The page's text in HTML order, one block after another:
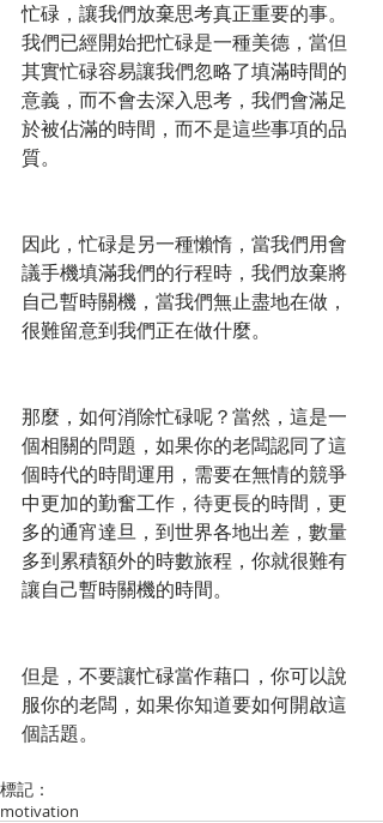
忙碌，讓我們放棄思考真正重要的事。
我們已經開始把忙碌是一種美德，當但
其實忙碌容易讓我們忽略了填滿時間的
意義，而不會去深入思考，我們會滿足
於被佔滿的時間，而不是這些事項的品
質。
因此，忙碌是另一種懶惰，當我們用會
議手機填滿我們的行程時，我們放棄將
自己暫時關機，當我們無止盡地在做，
很難留意到我們正在做什麼。
那麼，如何消除忙碌呢？當然，這是一
個相關的問題，如果你的老闆認同了這
個時代的時間運用，需要在無情的競爭
中更加的勤奮工作，待更長的時間，更
多的通宵達旦，到世界各地出差，數量
多到累積額外的時數旅程，你就很難有
讓自己暫時關機的時間。
但是，不要讓忙碌當作藉口，你可以說
服你的老闆，如果你知道要如何開啟這
個話題。
標記：
motivation